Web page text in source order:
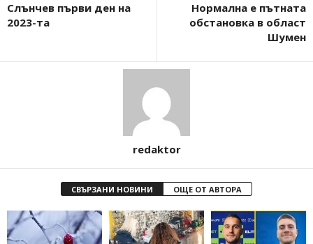
Слънчев първи ден на
2023-та
Нормална е пътната
обстановка в област
Шумен
redaktor
СВЪРЗАНИ НОВИНИ ОЩЕ ОТ АВТОРА